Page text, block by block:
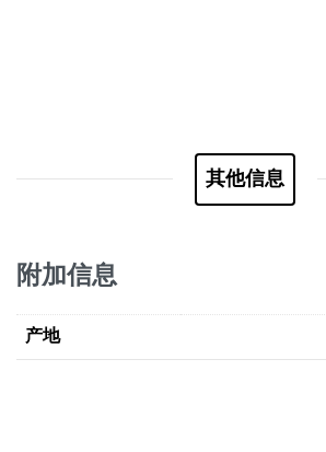
其他信息
附加信息
产地